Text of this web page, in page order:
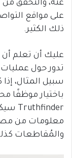
عنه، والتحقق
على مواقع
ذلك الكثير.
تدور حول
سبيل المثال،
باختيار موظفًا
معلومات من
والمُقاطعات